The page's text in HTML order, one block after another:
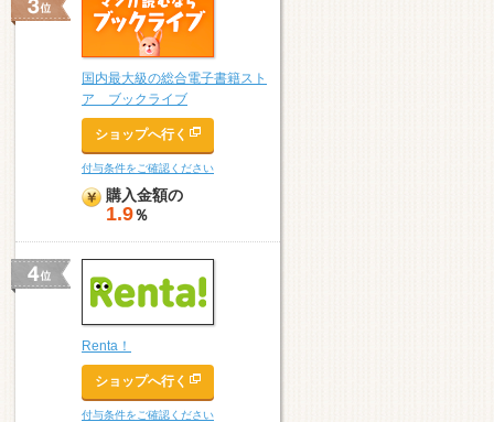
国内最大級の総合電子書籍スト
ア ブックライブ
ショップへ行く
付与条件をご確認ください
購入金額の
1.9％
Renta！
ショップへ行く
付与条件をご確認ください